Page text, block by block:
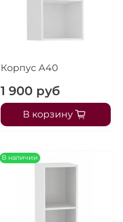
Корпус А40
1 900 руб
В корзину
В наличии